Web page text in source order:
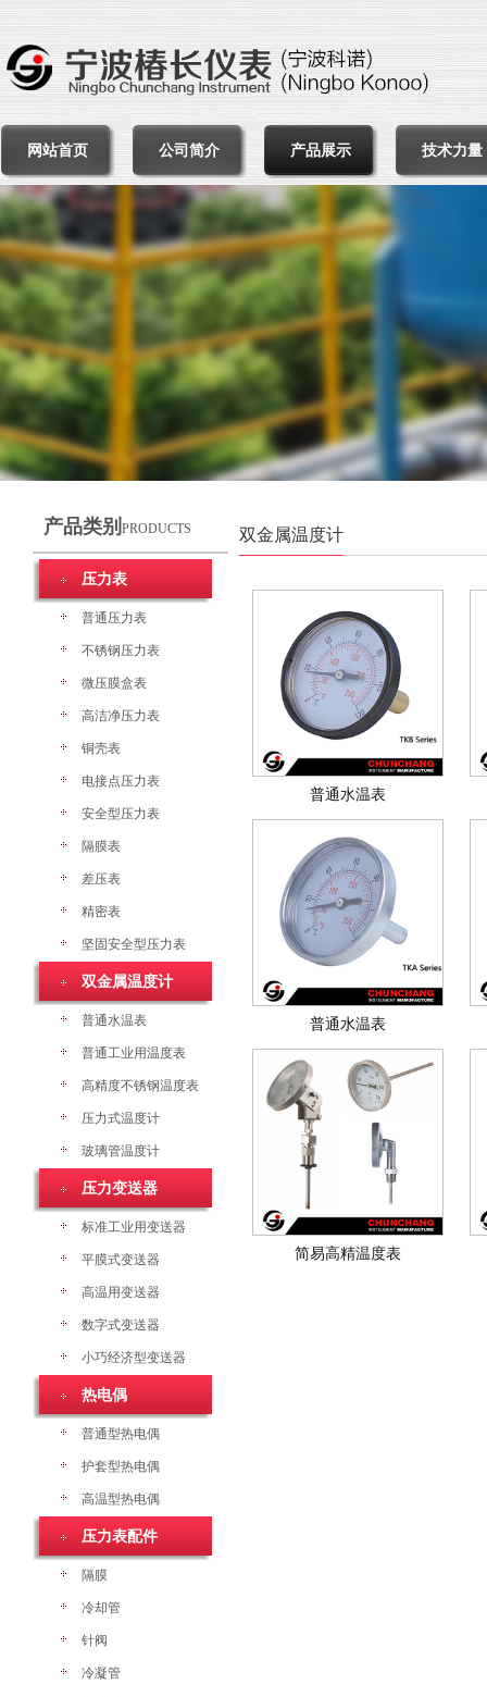
网站首页 公司简介 产品展示 技术力量
产品类别 PRODUCTS
压力表
普通压力表
不锈钢压力表
微压膜盒表
高洁净压力表
铜壳表
电接点压力表
安全型压力表
隔膜表
差压表
精密表
坚固安全型压力表
双金属温度计
普通水温表
普通工业用温度表
高精度不锈钢温度表
压力式温度计
玻璃管温度计
压力变送器
标准工业用变送器
平膜式变送器
高温用变送器
数字式变送器
小巧经济型变送器
热电偶
普通型热电偶
护套型热电偶
高温型热电偶
压力表配件
隔膜
冷却管
针阀
冷凝管
双金属温度计
普通水温表
普通水温表
简易高精温度表